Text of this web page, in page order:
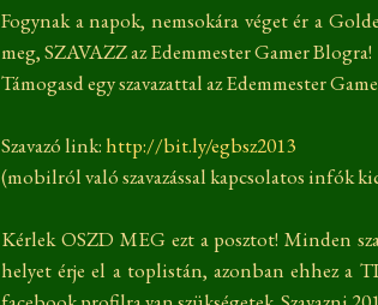
Fogynak a napok, nemsokára véget ér a
meg, SZAVAZZ az Edemmester Gamer Blogra!
Támogasd egy szavazattal az Edemmester
Szavazó link:http://bit.ly/egbsz2013
(mobilról való szavazással kapcsolatos infók
Kérlek OSZD MEG ezt a posztot! Minden
helyet érje el a toplistán, azonban ehhez a TI